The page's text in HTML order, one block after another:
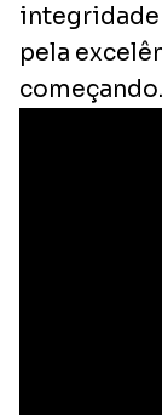
integridade
pela
começando.